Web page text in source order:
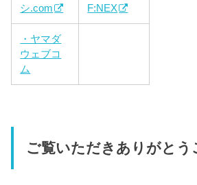
シ.com
F:NEX
・ヤマダ
ウェブコ
ム
ご覧いただきありがとう